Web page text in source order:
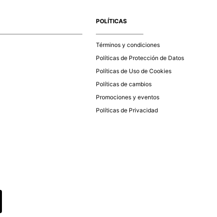
puedes ingresar al menú de “Mi cuenta - Mis Pedidos” en
POLÍTICAS
Términos y condiciones
Políticas de Protección de Datos
Políticas de Uso de Cookies
Políticas de cambios
Promociones y eventos
Políticas de Privacidad